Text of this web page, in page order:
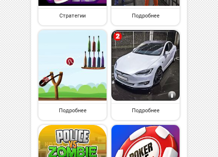
Стратегии Подробнее
Подробнее Подробнее